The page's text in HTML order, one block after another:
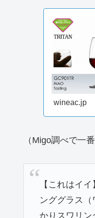
wineac.jp
（Migo調べで一
【これはイ
ンググラス
かりスワリ